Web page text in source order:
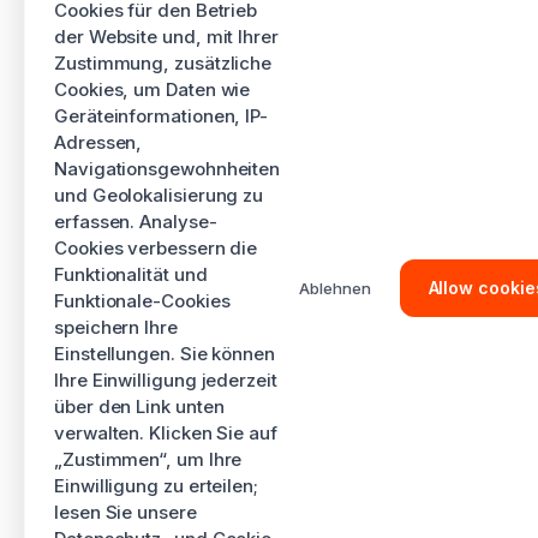
Cookies für den Betrieb
der Website und, mit Ihrer
Zustimmung, zusätzliche
Cookies, um Daten wie
Geräteinformationen, IP-
Adressen,
Navigationsgewohnheiten
und Geolokalisierung zu
erfassen. Analyse-
Cookies verbessern die
Funktionalität und
Funktionale-Cookies
speichern Ihre
Einstellungen. Sie können
Ihre Einwilligung jederzeit
über den Link unten
verwalten. Klicken Sie auf
„Zustimmen“, um Ihre
Einwilligung zu erteilen;
lesen Sie unsere
Ablehnen Allow